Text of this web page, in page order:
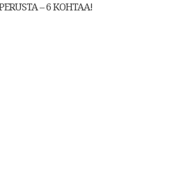
– 6 KOHTAA!